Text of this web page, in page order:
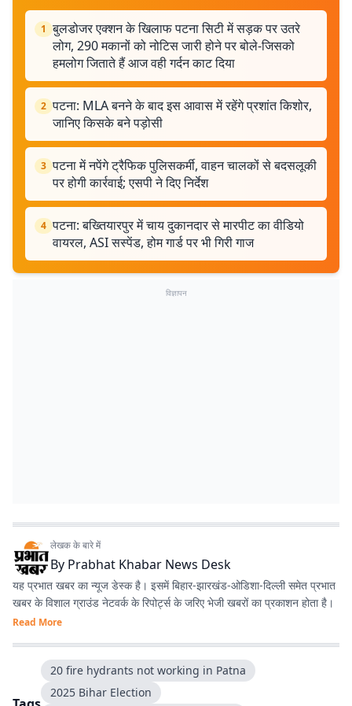
1 बुलडोजर एक्शन के खिलाफ पटना सिटी में सड़क पर उतरे
लोग, 290 मकानों को नोटिस जारी होने पर बोले-जिसको
हमलोग जिताते हैं आज वही गर्दन काट दिया
2 पटना: MLA बनने के बाद इस आवास में रहेंगे प्रशांत किशोर,
जानिए किसके बने पड़ोसी
3 पटना में नपेंगे ट्रैफिक पुलिसकर्मी, वाहन चालकों से बदसलूकी
पर होगी कार्रवाई; एसपी ने दिए निर्देश
4 पटना: बख्तियारपुर में चाय दुकानदार से मारपीट का वीडियो
वायरल, ASI सस्पेंड, होम गार्ड पर भी गिरी गाज
विज्ञापन
लेखक के बारे में
By Prabhat Khabar News Desk
यह प्रभात खबर का न्यूज डेस्क है। इसमें बिहार-झारखंड-ओडिशा-दिल्‍ली समेत प्रभात
खबर के विशाल ग्राउंड नेटवर्क के रिपोर्ट्स के जरिए भेजी खबरों का प्रकाशन होता है।
Read More
20 fire hydrants not working in Patna
2025 Bihar Election